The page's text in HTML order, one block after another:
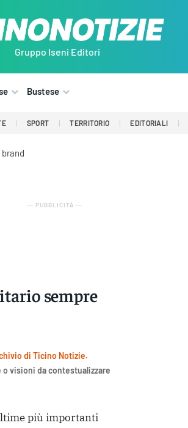
Gruppo Iseni Editori
Bustese
SPORT TERRITORIO EDITORIALI
― PUBBLICITÀ ―
sempre
di Ticino Notizie.
visioni da contestualizzare
più importanti